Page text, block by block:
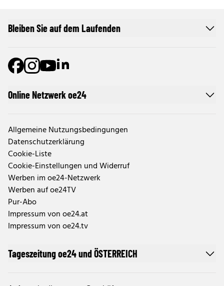
Online Netzwerk oe24
Allgemeine Nutzungsbedingungen
Datenschutzerklärung
Cookie-Liste
Cookie-Einstellungen und Widerruf
Werben im oe24-Netzwerk
Werben auf oe24TV
Pur-Abo
Impressum von oe24.at
Impressum von oe24.tv
Tageszeitung oe24 und ÖSTERREICH
Bleiben Sie auf dem Laufenden